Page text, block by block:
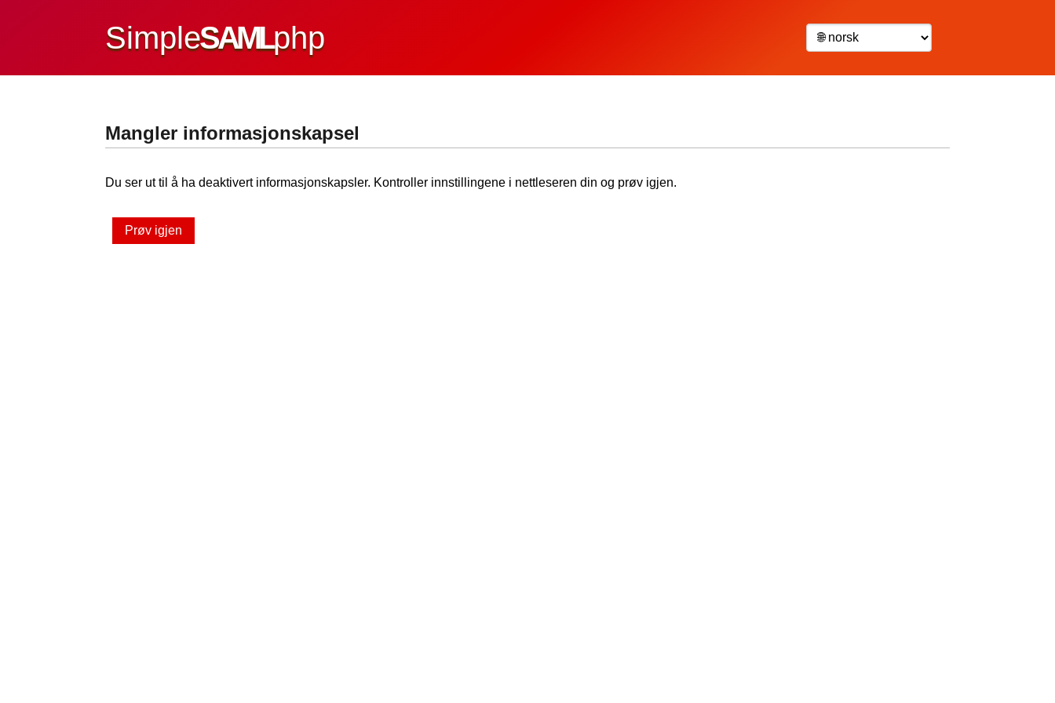
SimpleSAMLphp
Mangler informasjonskapsel
Du ser ut til å ha deaktivert informasjonskapsler. Kontroller innstillingene i nettleseren din og prøv igjen.
Prøv igjen